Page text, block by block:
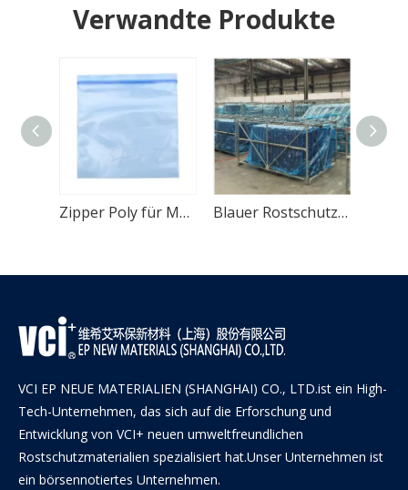
Verwandte Produkte
Zipper Poly für Metallteile VCI Bag Blauer Rostschutz-VCI-Beutel für Metallprodukte
VCI EP NEUE MATERIALIEN (SHANGHAI) CO., LTD.ist ein High-
Tech-Unternehmen, das sich auf die Erforschung und
Entwicklung von VCI+ neuen umweltfreundlichen
Rostschutzmaterialien spezialisiert hat.Unser Unternehmen ist
ein börsennotiertes Unternehmen.